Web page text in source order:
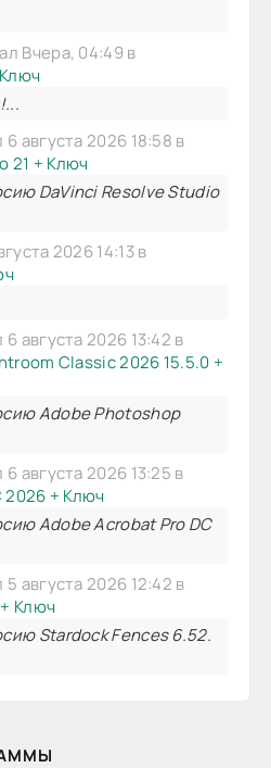
Вчера, 04:49 в
6 августа 2026 18:58 в
21 + Ключ
DaVinci Resolve Studio
2026 14:13 в
6 августа 2026 13:42 в
Classic 2026 15.5.0 +
Adobe Photoshop
6 августа 2026 13:25 в
2026 + Ключ
Adobe Acrobat Pro DC
5 августа 2026 12:42 в
Ключ
Stardock Fences 6.52.